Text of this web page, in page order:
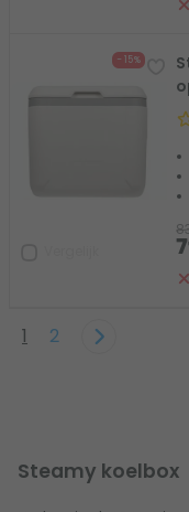
- 15%
1 2
Steamy koelbox